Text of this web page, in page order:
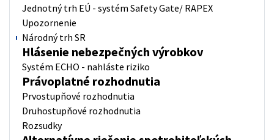
Jednotný trh EÚ - systém Safety Gate/ RAPEX
Upozornenie
Národný trh SR
Hlásenie nebezpečných výrobkov
Systém ECHO - nahláste riziko
Právoplatné rozhodnutia
Prvostupňové rozhodnutia
Druhostupňové rozhodnutia
Rozsudky